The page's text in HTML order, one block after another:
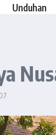
Unduhan